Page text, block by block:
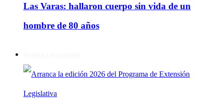
Las Varas: hallaron cuerpo sin vida de un
hombre de 80 años